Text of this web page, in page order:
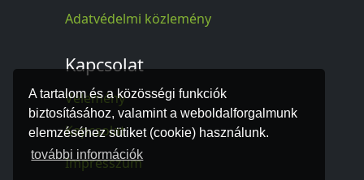
A tartalom és a közösségi funkciók
biztosításához, valamint a weboldalforgalmunk
elemzéséhez sütiket (cookie) használunk.
további információk
Adatvédelmi közlemény
Kapcsolat
Vélemény
Kapcsolat
Impresszum